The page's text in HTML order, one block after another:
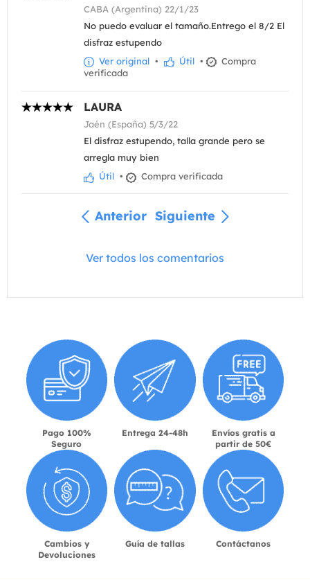
CABA (Argentina) 22/1/23
No puedo evaluar el tamaño.Entrego el 8/2 El
disfraz estupendo
Ver original • Útil •
Compra
verificada
LAURA
Jaén (España) 5/3/22
El disfraz estupendo, talla grande pero se
arregla muy bien
Útil • Compra verificada
Anterior Siguiente
Ver todos los comentarios
Pago 100%
Seguro
Entrega 24-48h
Envíos gratis a
partir de 50€
Cambios y
Devoluciones
Guía de tallas Contáctanos